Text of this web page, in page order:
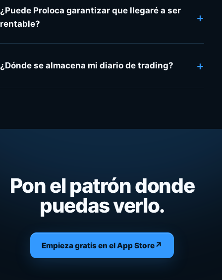
¿Puede Proloca garantizar que llegaré a ser
rentable?
+
¿Dónde se almacena mi diario de trading? +
Pon el patrón donde
puedas verlo.
Empieza gratis en el App Store↗